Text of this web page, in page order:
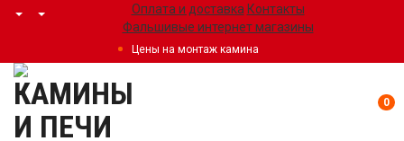
Оплата и доставка Контакты
Фальшивые интернет магазины
Цены на монтаж камина
0